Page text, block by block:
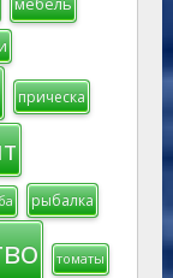
прическа
рыбалка
томаты